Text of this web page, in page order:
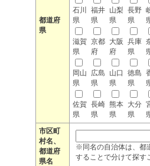
都道府
県
石川
県
福井
県
山梨
県
長野
県
滋賀
県
京都
府
大阪
府
兵庫
県
岡山
県
広島
県
山口
県
徳島
県
佐賀
県
長崎
県
熊本
県
大分
県
市区町
村名、
都道府
県名
※同名の自治体は、都
することで分けて探す